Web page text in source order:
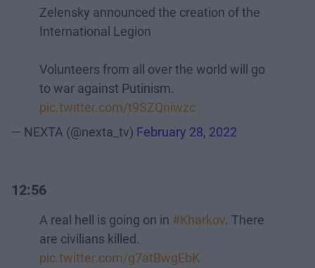
Zelensky announced the creation of the
International Legion
Volunteers from all over the world will go
to war against Putinism.
pic.twitter.com/t9SZQniwzc
— NEXTA (@nexta_tv) February 28, 2022
12:56
A real hell is going on in #Kharkov. There
are civilians killed.
pic.twitter.com/g7atBwgEbK